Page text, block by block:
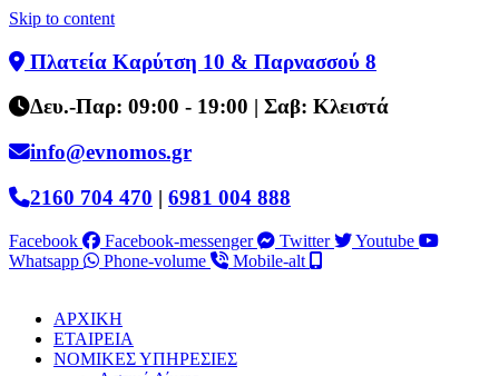
Skip to content
Πλατεία Καρύτση 10 & Παρνασσού 8
Δευ.-Παρ: 09:00 - 19:00 | Σαβ: Κλειστά
info@evnomos.gr
2160 704 470 | 6981 004 888
Facebook Facebook-messenger Twitter
Youtube
Whatsapp
Phone-volume Mobile-alt
ΑΡΧΙΚΗ
ΕΤΑΙΡΕΙΑ
ΝΟΜΙΚΕΣ ΥΠΗΡΕΣΙΕΣ